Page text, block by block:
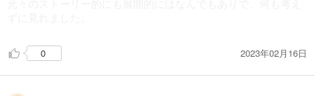
0 2023年02月16日